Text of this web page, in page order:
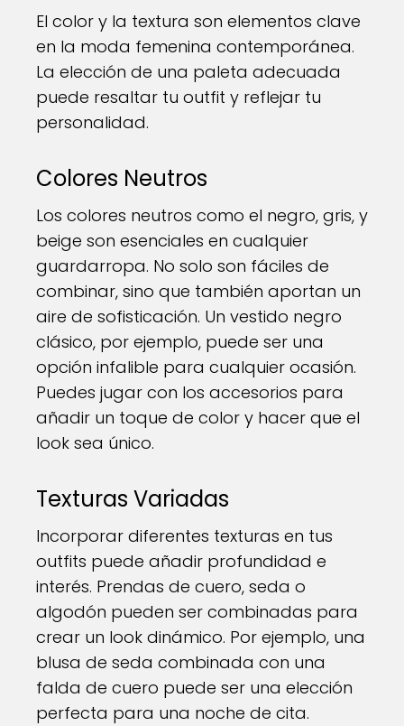
El color y la textura son elementos clave
en la moda femenina contemporánea.
La elección de una paleta adecuada
puede resaltar tu outfit y reflejar tu
personalidad.
Colores Neutros
Los colores neutros como el negro, gris, y
beige son esenciales en cualquier
guardarropa. No solo son fáciles de
combinar, sino que también aportan un
aire de sofisticación. Un vestido negro
clásico, por ejemplo, puede ser una
opción infalible para cualquier ocasión.
Puedes jugar con los accesorios para
añadir un toque de color y hacer que el
look sea único.
Texturas Variadas
Incorporar diferentes texturas en tus
outfits puede añadir profundidad e
interés. Prendas de cuero, seda o
algodón pueden ser combinadas para
crear un look dinámico. Por ejemplo, una
blusa de seda combinada con una
falda de cuero puede ser una elección
perfecta para una noche de cita.